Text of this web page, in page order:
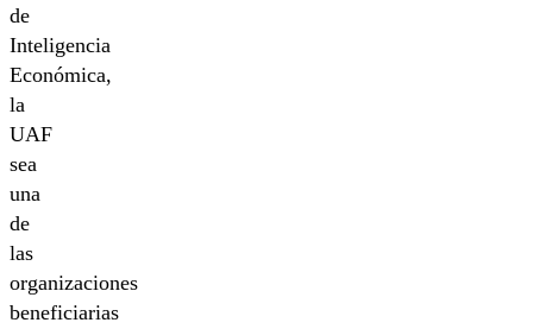
de
Inteligencia
Económica,
la
UAF
sea
una
de
las
organizaciones
beneficiarias